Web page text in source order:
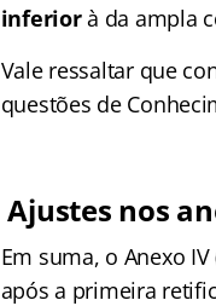
inferiorà da ampla
Vale ressaltar que
questões de
Ajustes nos
Em suma, o Anexo
após a primeira